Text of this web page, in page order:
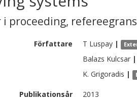
i proceeding,
Författare T Luspay |
Balazs Kulcsar |
K. Grigoradis |
Publikationsår
2013